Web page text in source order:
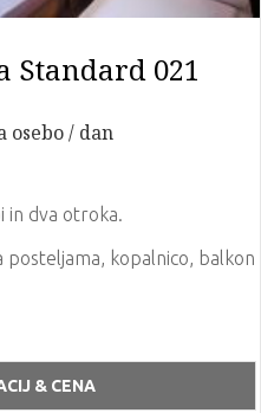
Standard 021
osebo / dan
in dva otroka.
posteljama, kopalnico, balkon
klima uređaj
& CENA